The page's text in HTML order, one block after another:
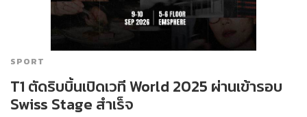
SPORT
T1 ตัดริบบิ้นเปิดเวที World 2025 ผ่านเข้ารอบ
Swiss Stage สำเร็จ